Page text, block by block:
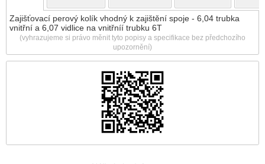
Zajišťovací perový kolík vhodný k zajištění spoje - 6,04 trubka
vnitřní a 6,07 vidlice na vnitřníí trubku 6T
(vyhrazujeme si právo měnit tyto popisy a specifikace bez předchozího
upozornění)